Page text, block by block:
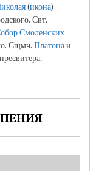
(икона)
Свт.
Смоленских
Сщмч.Платонаи
пресвитера.